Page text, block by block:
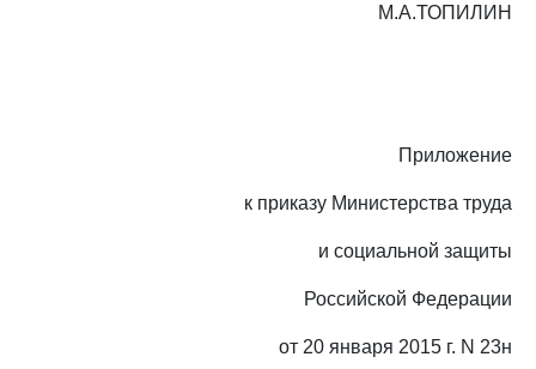
М.А.ТОПИЛИН
Приложение
к приказу Министерства труда
и социальной защиты
Российской Федерации
от 20 января 2015 г. N 23н